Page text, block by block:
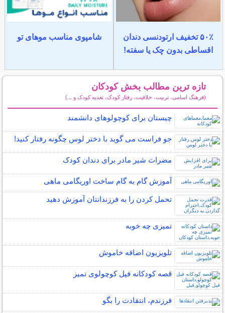
۵۰٪ تخفیف ارتودنسی دندان
اقساطی بدون چک یا سفته!
شامپوی مناسب موهای تو
تازه ترین مطالب بخش کودکان
(فرهنگ اسامی، تربیت، خلاقیت، رفتار کودک، تغذیه کودک و ...)
چیستان برای کوچولوهای دانشمند
جو فراست می گوید با دختر لوس چگونه رفتار کنید!
مضرات شیر مادر برای دندان کودک
آموزش گام به گام ساخت اوریگامی ماهی
تحمل کردن را به فرزندانتان آموزش دهید
تمیزی چه خوبه
تلویزیون اضافه خاموش
قصه کودکانه فیل کوچولوی تمیز
فرزندم، انتقادت را بگو